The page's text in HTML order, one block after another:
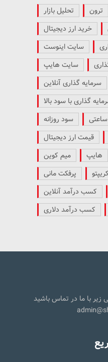
تحلیل بازار
ترون
خرید ارز دیجیتال
سایت اینوست
سایت هایپ
سرمایه گذاری آنلاین
گذاری با سود بالا
سود روزانه
قیمت ارز دیجیتال
میم کوین
هایپ
پرفکت مانی
کریپتو
کسب درآمد آنلاین
کسب درآمد دلاری
زیر با ما در تماس باشید